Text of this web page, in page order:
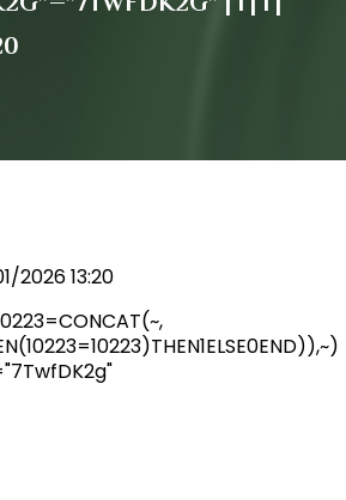
2026 13:20